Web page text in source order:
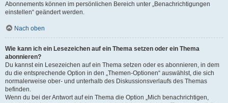
Abonnements können im persönlichen Bereich unter „Benachrichtigungen
einstellen“ geändert werden.
Nach oben
Wie kann ich ein Lesezeichen auf ein Thema setzen oder ein Thema
abonnieren?
Du kannst ein Lesezeichen auf ein Thema setzen oder es abonnieren, in dem
du die entsprechende Option in den „Themen-Optionen“ auswählst, die sich
normalerweise ober- und unterhalb des Diskussionsverlaufs des Themas
befinden.
Wenn du bei der Antwort auf ein Thema die Option „Mich benachrichtigen,